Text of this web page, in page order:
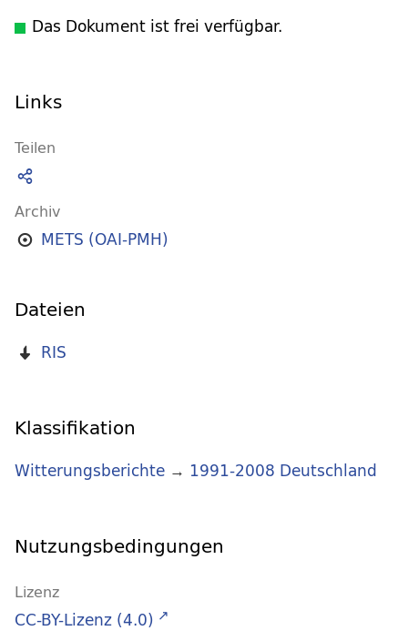
Das Dokument ist frei verfügbar.
Links
Teilen
Archiv
METS (OAI-PMH)
Dateien
RIS
Klassifikation
Witterungsberichte → 1991-2008 Deutschland
Nutzungsbedingungen
Lizenz
CC-BY-Lizenz (4.0)